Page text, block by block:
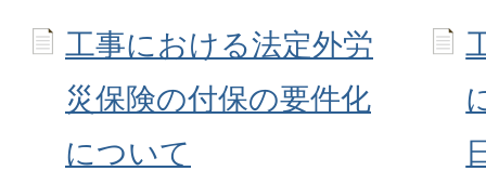
工事における法定外労
災保険の付保の要件化
について